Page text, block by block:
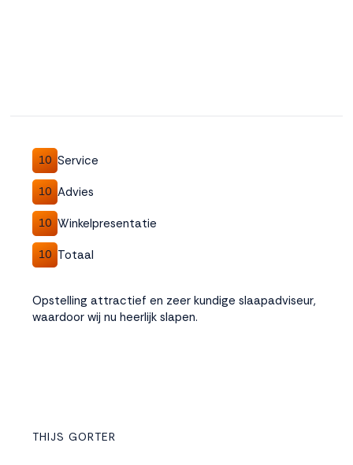
10 Service
10 Advies
10 Winkelpresentatie
10 Totaal
Opstelling attractief en zeer kundige slaapadviseur,
waardoor wij nu heerlijk slapen.
THIJS GORTER